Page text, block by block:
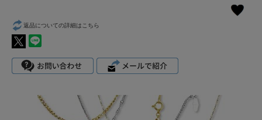
返品についての詳細はこちら